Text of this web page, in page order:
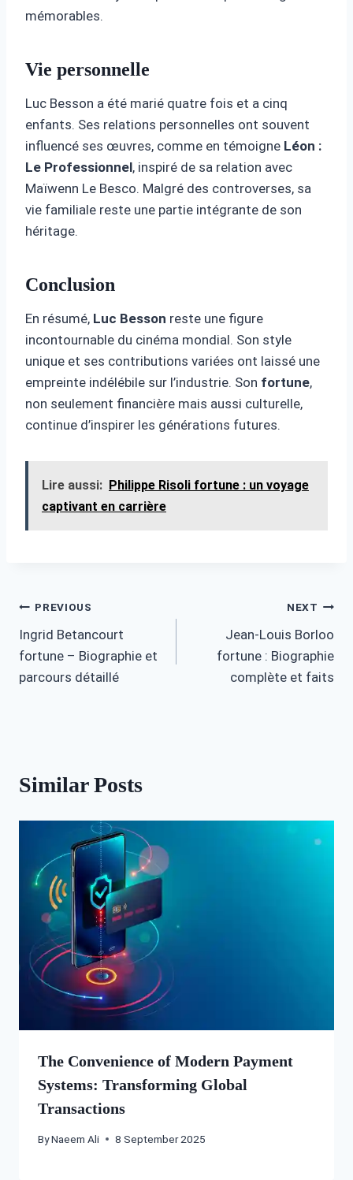
mémorables.
Vie personnelle
Luc Besson a été marié quatre fois et a cinq
enfants. Ses relations personnelles ont souvent
influencé ses œuvres, comme en témoigne Léon :
Le Professionnel, inspiré de sa relation avec
Maïwenn Le Besco. Malgré des controverses, sa
vie familiale reste une partie intégrante de son
héritage.
Conclusion
En résumé, Luc Besson reste une figure
incontournable du cinéma mondial. Son style
unique et ses contributions variées ont laissé une
empreinte indélébile sur l’industrie. Son fortune,
non seulement financière mais aussi culturelle,
continue d’inspirer les générations futures.
Lire aussi: Philippe Risoli fortune : un voyage
captivant en carrière
Post
navigation
PREVIOUS
Ingrid Betancourt
fortune – Biographie et
parcours détaillé
NEXT
Jean-Louis Borloo
fortune : Biographie
complète et faits
Similar Posts
The Convenience of Modern Payment
Systems: Transforming Global
Transactions
ByNaeem Ali 8 September 2025